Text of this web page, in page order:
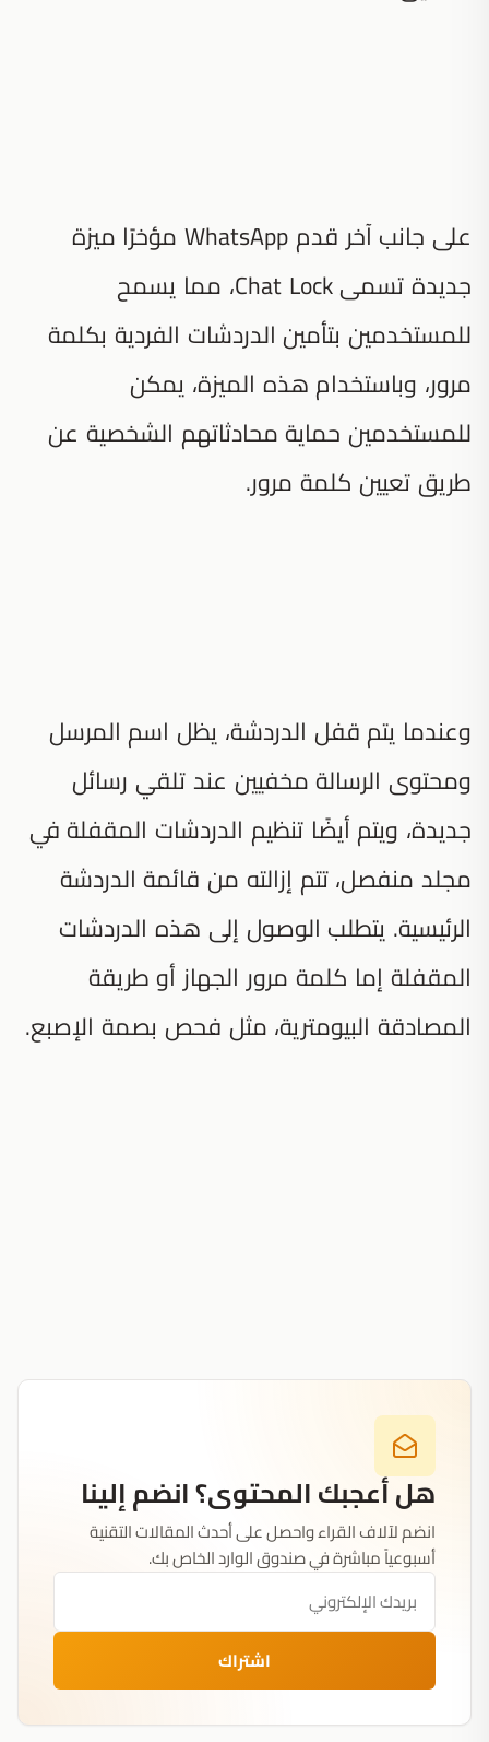
على جانب آخر قدم WhatsApp مؤخرًا ميزة
جديدة تسمى Chat Lock، مما يسمح
للمستخدمين بتأمين الدردشات الفردية بكلمة
مرور، وباستخدام هذه الميزة، يمكن
للمستخدمين حماية محادثاتهم الشخصية عن
طريق تعيين كلمة مرور.
وعندما يتم قفل الدردشة، يظل اسم المرسل
ومحتوى الرسالة مخفيين عند تلقي رسائل
جديدة، ويتم أيضًا تنظيم الدردشات المقفلة في
مجلد منفصل، تتم إزالته من قائمة الدردشة
الرئيسية. يتطلب الوصول إلى هذه الدردشات
المقفلة إما كلمة مرور الجهاز أو طريقة
المصادقة البيومترية، مثل فحص بصمة الإصبع.
هل أعجبك المحتوى؟ انضم إلينا
انضم لآلاف القراء واحصل على أحدث المقالات التقنية
أسبوعياً مباشرة في صندوق الوارد الخاص بك.
اشتراك